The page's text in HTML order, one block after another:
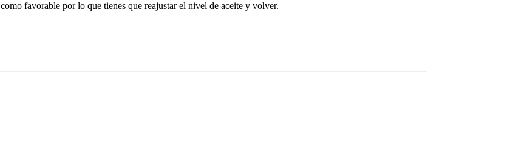
favorable por lo que tienes que reajustar el nivel de aceite y volver.